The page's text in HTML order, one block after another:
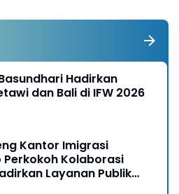
Hadirkan
dan Bali di IFW 2026
Kantor Imigrasi
Perkokoh Kolaborasi
Layanan Publik